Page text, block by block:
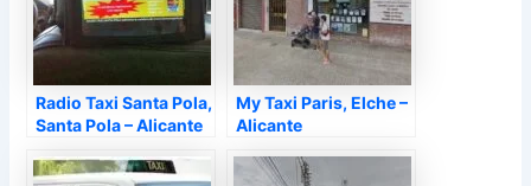
Radio Taxi Santa Pola,
Santa Pola – Alicante
My Taxi Paris, Elche –
Alicante